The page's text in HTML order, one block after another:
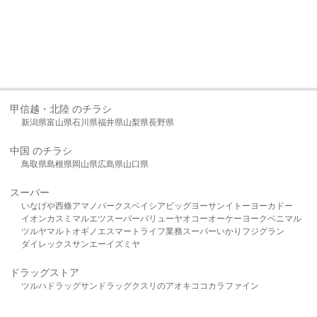
甲信越・北陸 のチラシ
新潟県富山県石川県福井県山梨県長野県
中国 のチラシ
鳥取県島根県岡山県広島県山口県
スーパー
いなげや西條アマノパークスベイシア ビッグヨーサンイトーヨーカドー
イオンカスミ マルエツスーパーバリューヤオコーオーケー ヨークベニマル
ツルヤマルト オギノ エスマート ライフ業務スーパーいかり フジグラン
ダイレックスサンエーイズミヤ
ドラッグストア
ツルハドラッグサンドラッグクスリのアオキ ココカラファイン